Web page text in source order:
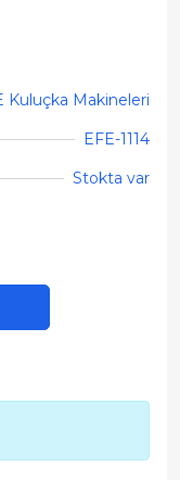
Kuluçka Makineleri
EFE-1114
Stokta var